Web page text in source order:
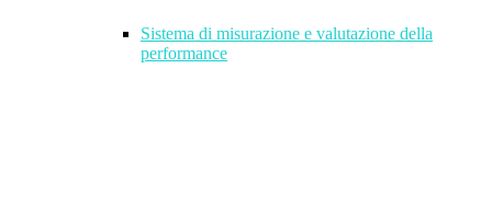
Sistema di misurazione e valutazione della
performance